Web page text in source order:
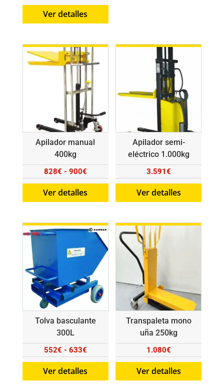
Ver detalles
1.620€
Apilador manual
400kg
828€ - 900€Rango
de
precios:
828€
hasta
900€
Ver detalles
Apilador semi-
eléctrico 1.000kg
3.591€
Ver detalles
Tolva basculante
300L
552€ - 633€Rango
de
precios:
Ver detalles
Transpaleta mono
uña 250kg
1.080€
Ver detalles